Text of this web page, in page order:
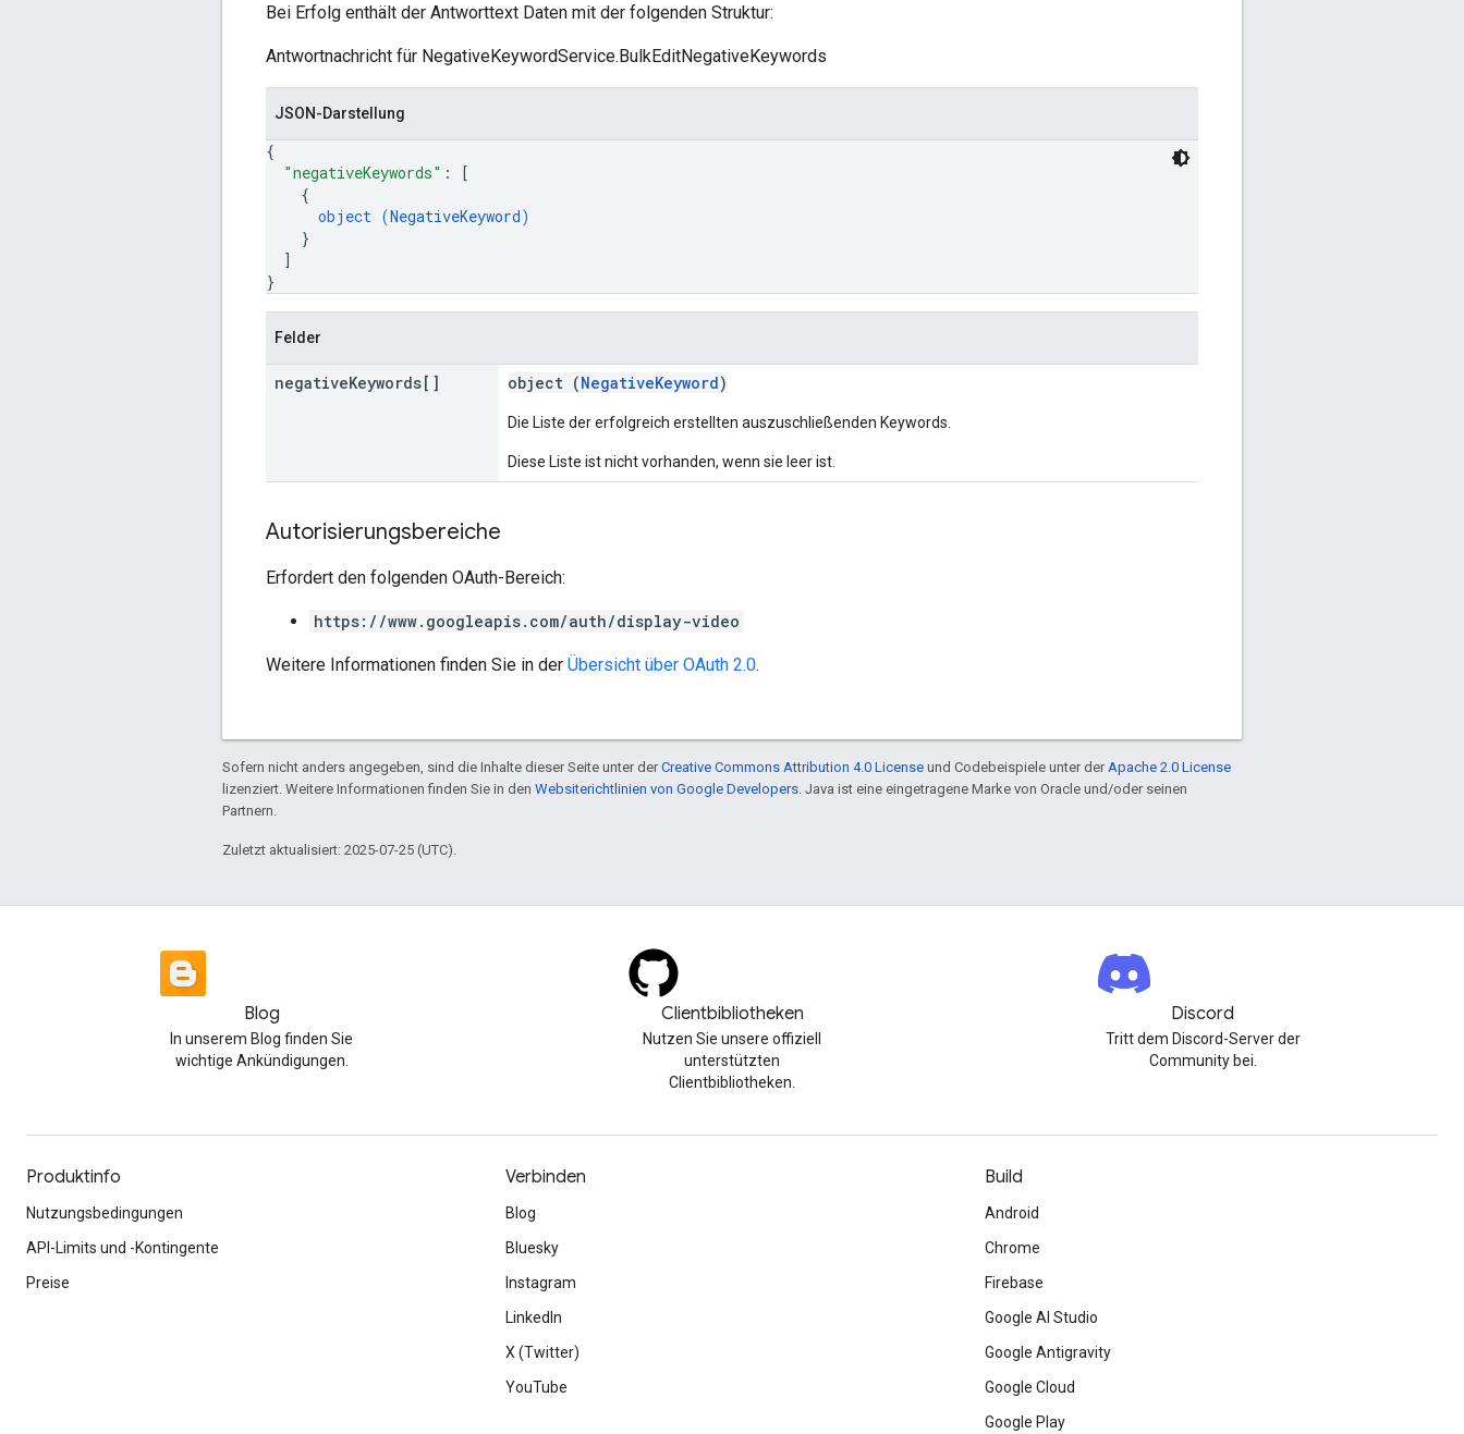
Bei Erfolg enthält der Antworttext Daten mit der folgenden Struktur:
Antwortnachricht für NegativeKeywordService.BulkEditNegativeKeywords
JSON-Darstellung
{
"negativeKeywords" :
[
{
object (NegativeKeyword)
}
]
}
Felder
negativeKeywords[] object (NegativeKeyword)
Die Liste der erfolgreich erstellten auszuschließenden Keywords.
Diese Liste ist nicht vorhanden, wenn sie leer ist.
Autorisierungsbereiche
Erfordert den folgenden OAuth-Bereich:
https://www.googleapis.com/auth/display-video
Weitere Informationen finden Sie in der Übersicht über OAuth 2.0.
Sofern nicht anders angegeben, sind die Inhalte dieser Seite unter derCreative Commons Attribution 4.0 License und Codebeispiele unter der Apache 2.0 License
lizenziert. Weitere Informationen finden Sie in den Websiterichtlinien von Google Developers . Java ist eine eingetragene Marke von Oracle und/oder seinen
Partnern.
Zuletzt aktualisiert: 2025-07-25 (UTC).
Blog
In unserem Blog finden Sie
wichtige Ankündigungen.
Clientbibliotheken
Nutzen Sie unsere offiziell
unterstützten
Clientbibliotheken.
Discord
Tritt dem Discord-Server der
Community bei.
Produktinfo
Nutzungsbedingungen
API-Limits und -Kontingente
Preise
Verbinden
Blog
Bluesky
Instagram
LinkedIn
X (Twitter)
YouTube
Build
Android
Chrome
Firebase
Google AI Studio
Google Antigravity
Google Cloud
Google Play